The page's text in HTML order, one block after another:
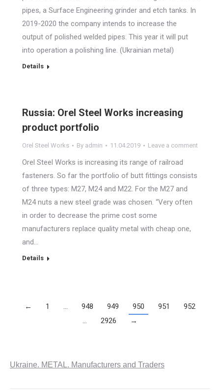
pipes, a Surface Engineering grinder and etch tanks. In
2019-2020 the company intends to increase the
output of polished welded pipes. This year it will put
into operation a polishing line. (Ukrainian metal)
Details
Russia: Orel Steel Works increasing
product portfolio
Orel Steel Works By admin 11.04.2019 Leave a comment
Orel Steel Works is increasing its range of railroad
fasteners. So far the portfolio of butt fittings consists
of three types: M27, M24 and M22. For the M27 and
M24 nuts a new steel grade was chosen. “Very often
in order to decrease the prime cost some
manufacturers replace quality metal with cheap one,
and…
Details
← 1 … 948 949 950 951
952
…
2926 →
Ukraine. METAL. Manufacturers and Traders